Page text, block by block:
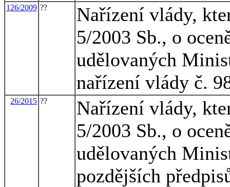
126/2009 ??
Nařízení vlády,
5/2003 Sb., o
udělovaných
nařízení vlády č.
26/2015 ??
Nařízení vlády,
5/2003 Sb., o
udělovaných
pozdějších